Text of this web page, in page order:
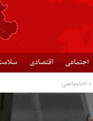
اجتماعی اقتصادی
» اختصاصی